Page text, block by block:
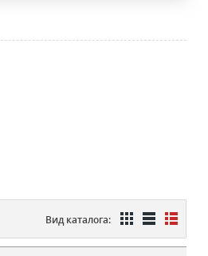
Вид каталога: